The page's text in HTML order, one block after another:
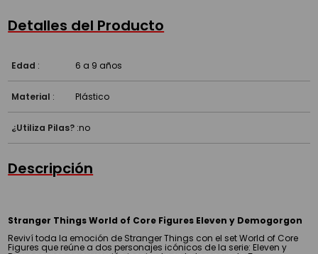
Detalles del Producto
Edad : 6 a 9 años
Material : Plástico
¿Utiliza Pilas? :no
Descripción
Stranger Things World of Core Figures Eleven y Demogorgon
Reviví toda la emoción de Stranger Things con el set World of Core
Figures que reúne a dos personajes icónicos de la serie: Eleven y